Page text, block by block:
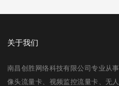
关于我们
南昌创胜网络科技有限公司专业从
像头流量卡、视频监控流量卡、无